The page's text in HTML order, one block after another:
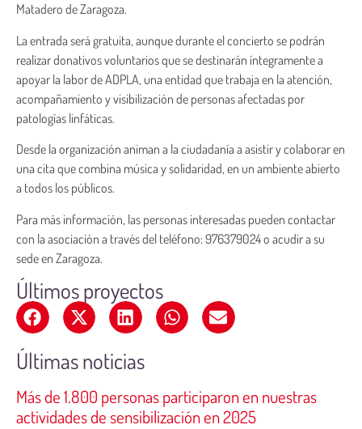
Matadero de Zaragoza.
La entrada será gratuita, aunque durante el concierto se podrán
realizar donativos voluntarios que se destinarán íntegramente a
apoyar la labor de ADPLA, una entidad que trabaja en la atención,
acompañamiento y visibilización de personas afectadas por
patologías linfáticas.
Desde la organización animan a la ciudadanía a asistir y colaborar en
una cita que combina música y solidaridad, en un ambiente abierto
a todos los públicos.
Para más información, las personas interesadas pueden contactar
con la asociación a través del teléfono: 976379024 o acudir a su
sede en Zaragoza.
Últimos proyectos
Últimas noticias
Más de 1.800 personas participaron en nuestras
actividades de sensibilización en 2025